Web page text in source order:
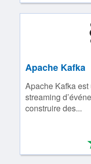
Apache Kafka
Apache Kafka
streaming
construire des...